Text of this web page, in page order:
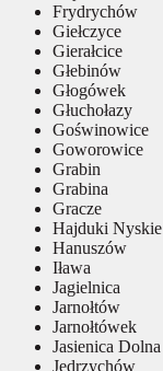
Frydrychów
Giełczyce
Gierałcice
Głebinów
Głogówek
Głuchołazy
Goświnowice
Goworowice
Grabin
Grabina
Gracze
Hajduki Nyskie
Hanuszów
Iława
Jagielnica
Jarnołtów
Jarnołtówek
Jasienica Dolna
Jędrzychów